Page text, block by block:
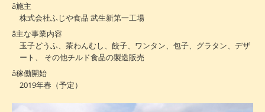
施主
株式会社ふじや食品 武生新第一工場
主な事業内容
玉子どうふ、茶わんむし、餃子、ワンタン、包子、グラタン、デザ
ート、 その他チルド食品の製造販売
稼働開始
2019年春（予定）